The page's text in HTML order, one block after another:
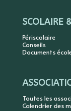
SCOLAIRE
Périscolaire
Conseils
Documents
Toutes les
Calendrier des